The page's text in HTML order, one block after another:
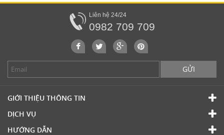
Liên hệ 24/24
0982 709 709
GỬI
GIỚI THIỆU THÔNG TIN
DỊCH VỤ
HƯỚNG DẪN